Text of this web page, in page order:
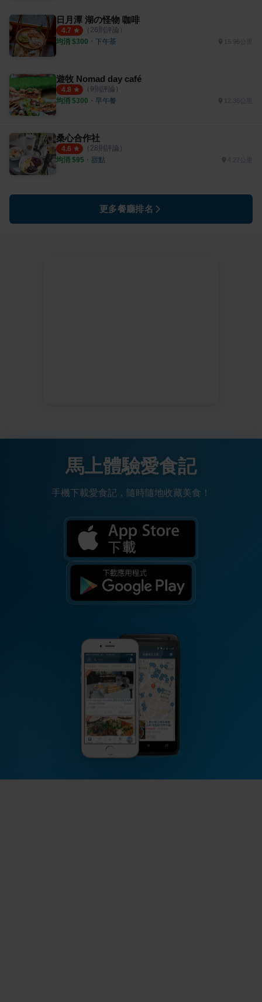
日月潭 湖の怪物 咖啡
4.7 （ 26則評論）
均消 $300 ・ 下午茶 15.96公里
遊牧 Nomad day café
4.8 （ 9則評論）
均消 $300 ・ 早午餐
桑心合作社
4.6 （ 28則評論）
均消 $95 ・ 甜點 4.27公里
更多餐廳排名
馬上體驗愛食記
手機下載愛食記，隨時隨地收藏美食！